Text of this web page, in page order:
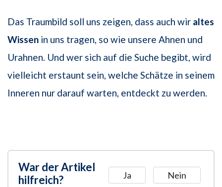
Das Traumbild soll uns zeigen, dass auch wir altes
Wissen in uns tragen, so wie unsere Ahnen und
Urahnen. Und wer sich auf die Suche begibt, wird
vielleicht erstaunt sein, welche Schätze in seinem
Inneren nur darauf warten, entdeckt zu werden.
War der Artikel
hilfreich?
Ja Nein